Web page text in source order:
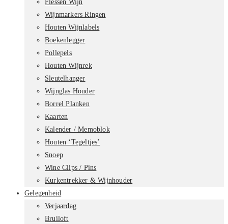
Flessen Wijn
Wijnmarkers Ringen
Houten Wijnlabels
Boekenlegger
Pollepels
Houten Wijnrek
Sleutelhanger
Wijnglas Houder
Borrel Planken
Kaarten
Kalender / Memoblok
Houten ‘Tegeltjes’
Snoep
Wine Clips / Pins
Kurkentrekker & Wijnhouder
Gelegenheid
Verjaardag
Bruiloft